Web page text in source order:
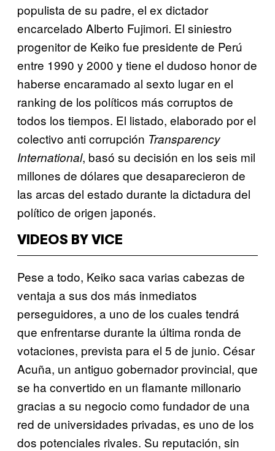
populista de su padre, el ex dictador
encarcelado Alberto Fujimori. El siniestro
progenitor de Keiko fue presidente de Perú
entre 1990 y 2000 y tiene el dudoso honor de
haberse encaramado al sexto lugar en el
ranking de los políticos más corruptos de
todos los tiempos. El listado, elaborado por el
colectivo anti corrupción Transparency
International, basó su decisión en los seis mil
millones de dólares que desaparecieron de
las arcas del estado durante la dictadura del
político de origen japonés.
VIDEOS BY VICE
Pese a todo, Keiko saca varias cabezas de
ventaja a sus dos más inmediatos
perseguidores, a uno de los cuales tendrá
que enfrentarse durante la última ronda de
votaciones, prevista para el 5 de junio. César
Acuña, un antiguo gobernador provincial, que
se ha convertido en un flamante millonario
gracias a su negocio como fundador de una
red de universidades privadas, es uno de los
dos potenciales rivales. Su reputación, sin